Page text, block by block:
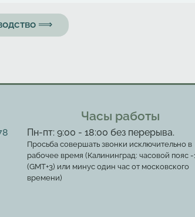
⟹
Часы работы
Пн-пт: 9:00 - 18:00 без перерыва.
Просьба совершать звонки исключительно в
рабочее время (Калининград: часовой пояс -
(GMT+3) или минус один час от московского
времени)